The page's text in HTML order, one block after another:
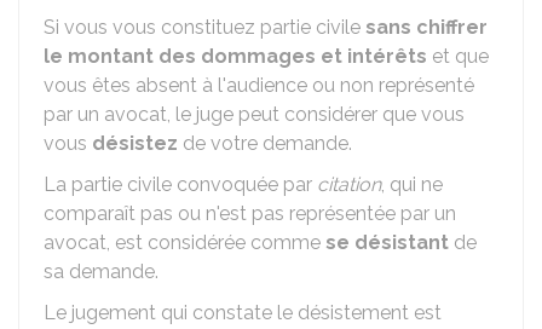
Si vous vous constituez partie civile sans chiffrer
le montant des dommages et intérêts et que
vous êtes absent à l'audience ou non représenté
par un avocat, le juge peut considérer que vous
vous désistez de votre demande.
La partie civile convoquée par citation, qui ne
comparaît pas ou n'est pas représentée par un
avocat, est considérée comme se désistant de
sa demande.
Le jugement qui constate le désistement est